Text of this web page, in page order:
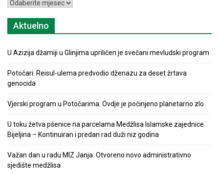
Arhiva
Aktuelno
U Azizija džamiji u Glinjima upriličen je svečani mevludski program
Potočari: Reisul-ulema predvodio dženazu za deset žrtava
genocida
Vjerski program u Potočarima: Ovdje je počinjeno planetarno zlo
U toku žetva pšenice na parcelama Medžlisa Islamske zajednice
Bijeljina – Kontinuiran i predan rad duži niz godina
Važan dan u radu MIZ Janja: Otvoreno novo administrativno
sjedište medžlisa